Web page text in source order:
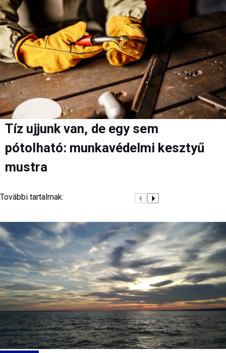
Tíz ujjunk van, de egy sem
pótolható: munkavédelmi kesztyű
mustra
További tartalmak: